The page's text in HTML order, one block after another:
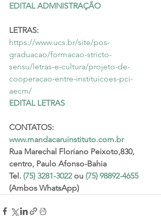
EDITAL ADMNISTRAÇÃO
LETRAS:
https://www.ucs.br/site/pos-
graduacao/formacao-stricto-
sensu/letras-e-cultura/projeto-de-
cooperacao-entre-instituicoes-pci-
aecm/
EDITAL LETRAS
CONTATOS:
www.mandacaruinstituto.com.br
Rua Marechal Floriano Peixoto,830,
centro, Paulo Afonso-Bahia
Tel. (75) 3281-3022 ou (75) 98892-4655
(Ambos WhatsApp)